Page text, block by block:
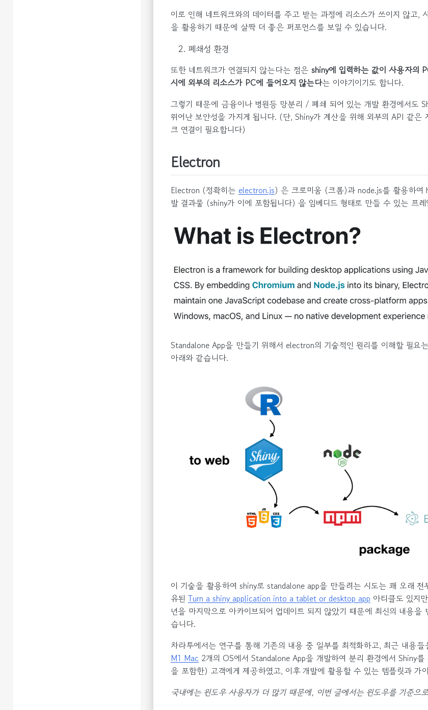
이로 인해 네트워크와의 데이터를 주고 받는 과정에 리소스가 쓰이지 않고,
을 활용하기 때문에 살짝 더 좋은 퍼포먼스를 보일 수 있습니다.
폐쇄성 환경
또한 네트워크가 연결되지 않는다는 점은 shiny에 입력하는 값이 사용자의
시에 외부의 리소스가 PC에 들어오지 않는다는 이야기이기도 합니다.
그렇기 때문에 금융이나 병원등 망분리 / 폐쇄 되어 있는 개발 환경에서도
뛰어난 보안성을 가지게 됩니다. (단, Shiny가 계산을 위해 외부의 API 같은
크 연결이 필요합니다)
Electron
Electron (정확히는 electron.js) 은 크로미움 (크롬)과 node.js를 활용하여
발 결과물 (shiny가 이에 포함됩니다) 을 임베디드 형태로 만들 수 있는 프레
Standalone App을 만들기 위해서 electron의 기술적인 원리를 이해할 필요
아래와 같습니다.
이 기술을 활용하여 shiny로 standalone app을 만들려는 시도는 꽤 오래 전
유된 Turn a shiny application into a tablet or desktop app 아티클도 있지
년을 마지막으로 아카이브되어 업데이트 되지 않았기 때문에 최신의 내용을
습니다.
차라투에서는 연구를 통해 기존의 내용 중 일부를 최적화하고, 최근 내용들
M1 Mac 2개의 OS에서 Standalone App을 개발하여 분리 환경에서 Shiny
을 포함한) 고객에게 제공하였고, 이후 개발에 활용할 수 있는 템플릿과 가
국내에는 윈도우 사용자가 더 많기 때문에, 이번 글에서는 윈도우를 기준으